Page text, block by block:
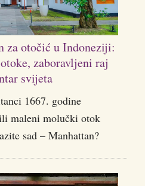
za otočić u Indoneziji:
zaboravljeni raj
svijeta
1667. godine
maleni molučki otok
sad – Manhattan?